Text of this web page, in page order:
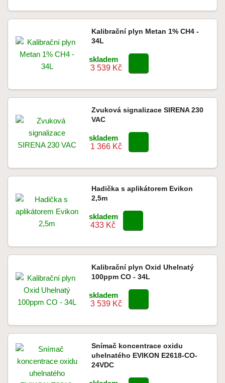
Kalibrační plyn Metan 1% CH4 -
34L
skladem
3 539 Kč
Zvuková signalizace SIRENA 230
VAC
skladem
1 366 Kč
Hadička s aplikátorem Evikon
2,5m
skladem
433 Kč
Kalibrační plyn Oxid Uhelnatý
100ppm CO - 34L
skladem
3 539 Kč
Snímač koncentrace oxidu
uhelnatého EVIKON E2618-CO-
24VDC